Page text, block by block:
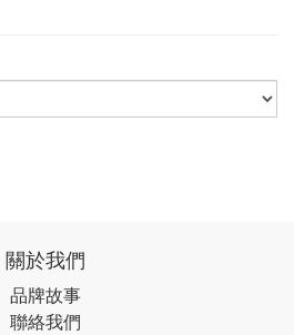
關於我們
品牌故事
聯絡我們